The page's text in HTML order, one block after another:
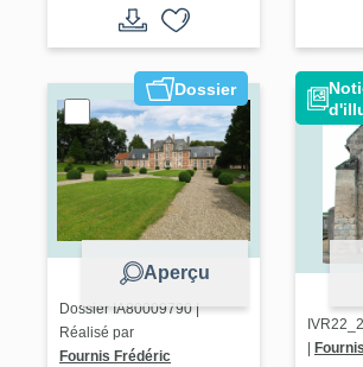
Dossier
Aperçu
Dossier IA80009790 |
Réalisé par
Fournis Frédéric
|